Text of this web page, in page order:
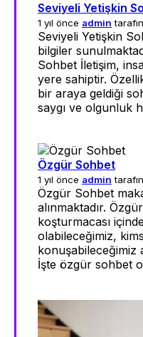
Seviyeli Yetişkin
1 yıl önce admin
Seviyeli Yetişkin
bilgiler
Sohbet İletişim,
yere sahiptir.
bir araya geldiği
saygı ve olgunluk
Özgür Sohbet
1 yıl önce admin
Özgür Sohbet
alınmaktadır.
koşturmacası
olabileceğimiz,
konuşabileceğimiz
İşte özgür sohbet